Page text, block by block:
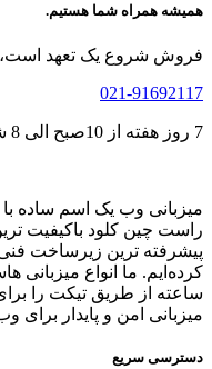
همیشه همراه شما هستیم.
فروش شروع یک تعهد است،
021-91692117
7 روز هفته از 10صبح الی 8 شب
میزبانی وب یک اسم ساده با
راست چین کلود باکیفیت
پیشرفته ترین زیرساخت
ساعته از طریق تیکت را
میزبانی امن و پایدار
دسترسی سریع